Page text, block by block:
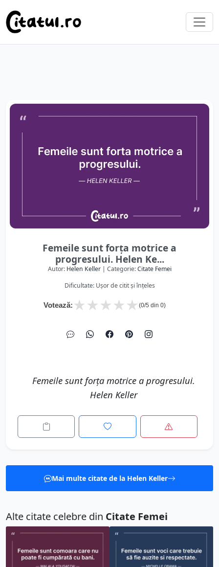
Femeile sunt forța motrice a
progresului. Helen Ke...
Autor: Helen Keller| Categorie:Citate Femei
Dificultate: Ușor de citit și înțeles
Votează: ★
★
★
★
★ (0/5 din 0)
Femeile sunt forța motrice a progresului.
Helen Keller
Mai multe citate de la Helen Keller
Alte citate celebre din Citate Femei